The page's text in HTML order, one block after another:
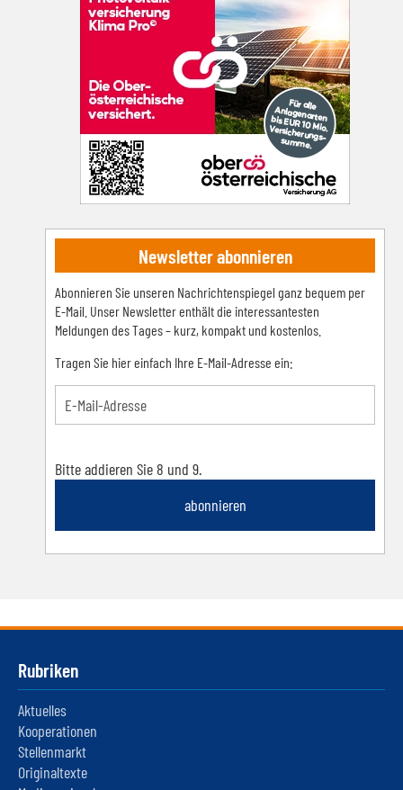
Newsletter abonnieren
Abonnieren Sie unseren Nachrichtenspiegel ganz bequem per
E-Mail. Unser Newsletter enthält die interessantesten
Meldungen des Tages – kurz, kompakt und kostenlos.
Tragen Sie hier einfach Ihre E-Mail-Adresse ein:
Bitte addieren Sie 8 und 9.
abonnieren
Rubriken
Aktuelles
Kooperationen
Stellenmarkt
Originaltexte